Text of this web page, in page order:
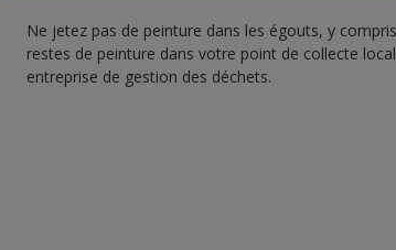
Ne jetez pas de peinture dans les égouts, y
restes de peinture dans votre point de collecte
entreprise de gestion des déchets.